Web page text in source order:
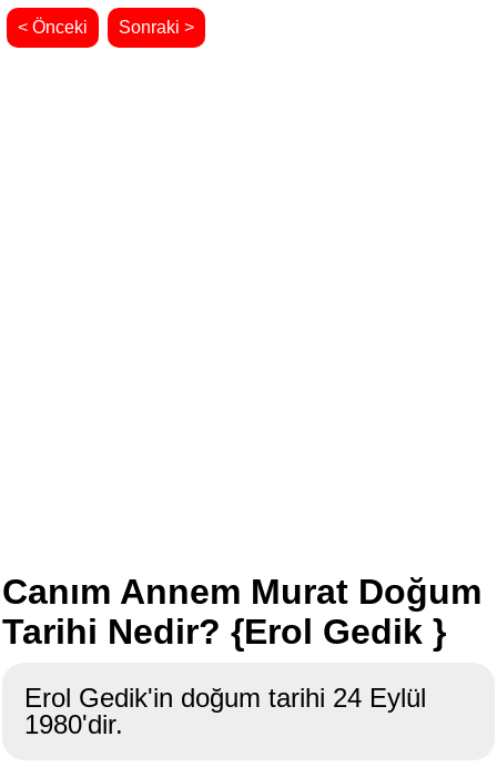
< Önceki Sonraki >
Canım Annem Murat Doğum
Tarihi Nedir? {Erol Gedik }
Erol Gedik'in doğum tarihi 24 Eylül
1980'dir.